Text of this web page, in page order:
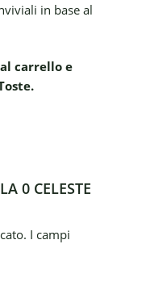
in base al
al carrello e
0 CELESTE
I campi